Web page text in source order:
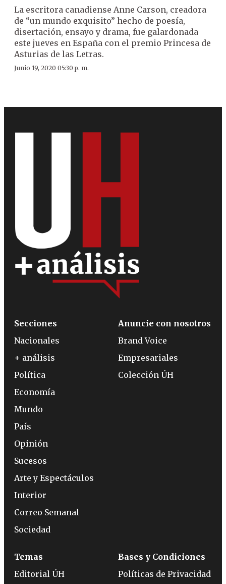
La escritora canadiense Anne Carson, creadora
de “un mundo exquisito” hecho de poesía,
disertación, ensayo y drama, fue galardonada
este jueves en España con el premio Princesa de
Asturias de las Letras.
Junio 19, 2020 05:30 p. m.
Secciones
Nacionales
+ análisis
Política
Economía
Mundo
País
Opinión
Sucesos
Arte y Espectáculos
Interior
Correo Semanal
Sociedad
Anuncie con nosotros
Brand Voice
Empresariales
Colección ÚH
Temas
Editorial ÚH
Bases y Condiciones
Políticas de Privacidad